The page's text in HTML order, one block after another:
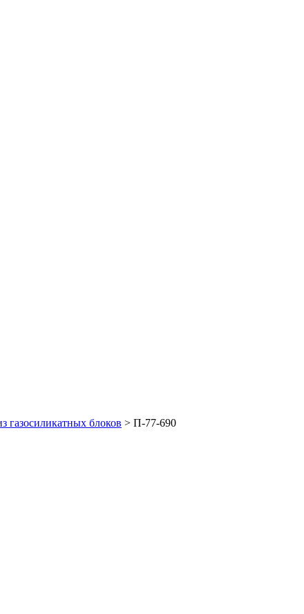
газосиликатных блоков > П-77-690